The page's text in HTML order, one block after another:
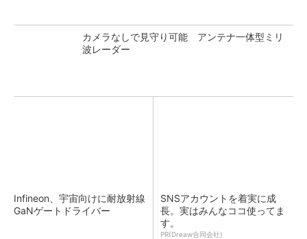
カメラなしで見守り可能 アンテナ一体型ミリ
波レーダー
Infineon、宇宙向けに耐放射線
GaNゲートドライバー
SNSアカウントを着実に成
長。実はみんなココ使ってま
す。
PR(Dreaw合同会社)